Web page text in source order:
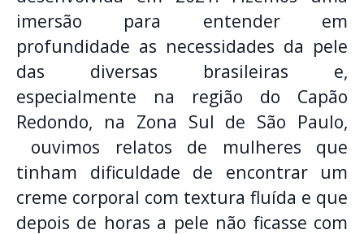
imersão para entender em
profundidade as necessidades da pele
das diversas brasileiras e,
especialmente na região do Capão
Redondo, na Zona Sul de São Paulo,
ouvimos relatos de mulheres que
tinham dificuldade de encontrar um
creme corporal com textura fluída e que
depois de horas a pele não ficasse com